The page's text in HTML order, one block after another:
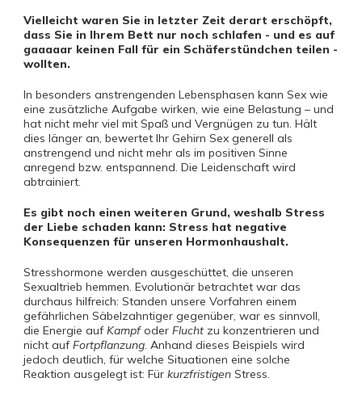
Vielleicht waren Sie in letzter Zeit derart erschöpft,
dass Sie in Ihrem Bett nur noch schlafen - und es auf
gaaaaar keinen Fall für ein Schäferstündchen teilen -
wollten.
In besonders anstrengenden Lebensphasen kann Sex wie
eine zusätzliche Aufgabe wirken, wie eine Belastung – und
hat nicht mehr viel mit Spaß und Vergnügen zu tun. Hält
dies länger an, bewertet Ihr Gehirn Sex generell als
anstrengend und nicht mehr als im positiven Sinne
anregend bzw. entspannend. Die Leidenschaft wird
abtrainiert.
Es gibt noch einen weiteren Grund, weshalb Stress
der Liebe schaden kann: Stress hat negative
Konsequenzen für unseren Hormonhaushalt.
Stresshormone werden ausgeschüttet, die unseren
Sexualtrieb hemmen. Evolutionär betrachtet war das
durchaus hilfreich: Standen unsere Vorfahren einem
gefährlichen Säbelzahntiger gegenüber, war es sinnvoll,
die Energie aufKampfoder Flucht zu konzentrieren und
nicht aufFortpflanzung. Anhand dieses Beispiels wird
jedoch deutlich, für welche Situationen eine solche
Reaktion ausgelegt ist: Für kurzfristigen Stress.